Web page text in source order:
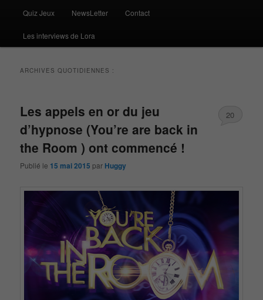
Quiz Jeux NewsLetter Contact
Les interviews de Lora
ARCHIVES QUOTIDIENNES :
Les appels en or du jeu
d’hypnose (You’re are back in
the Room ) ont commencé !
Publié le 15 mai 2015 par Huggy
20